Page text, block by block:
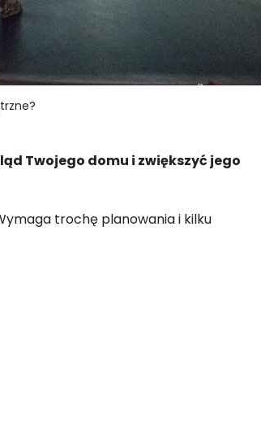
Twojego domu i zwiększyć jego
trochę planowania i kilku